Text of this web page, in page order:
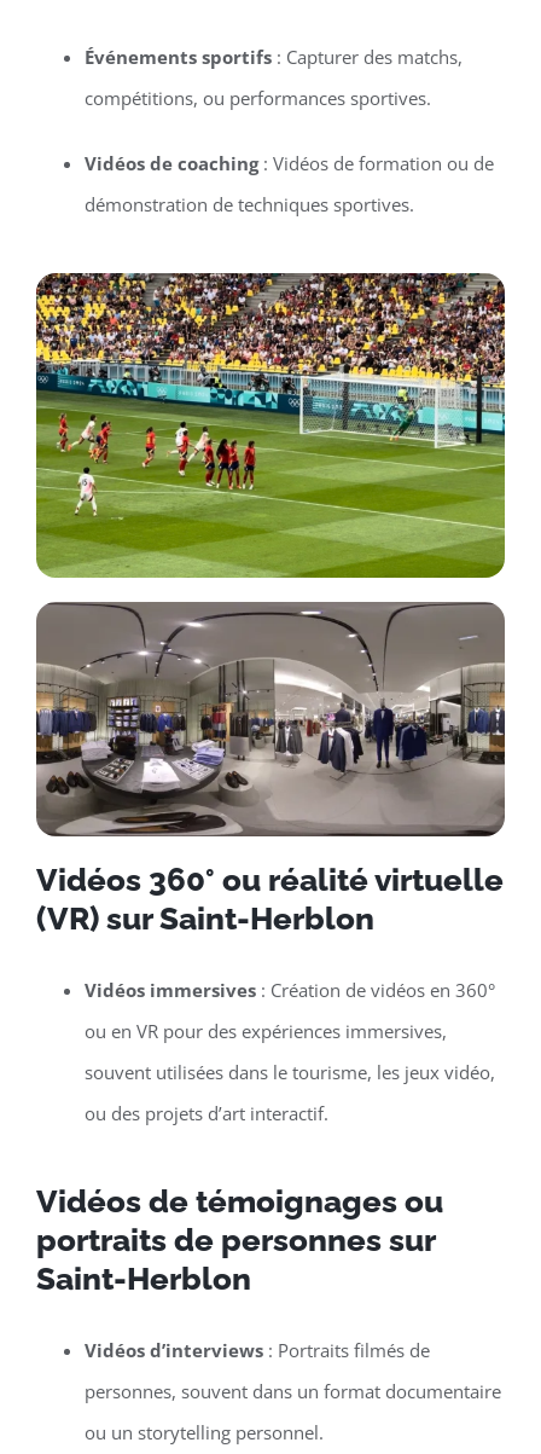
Événements sportifs: Capturer des matchs,
compétitions, ou performances sportives.
Vidéos de coaching: Vidéos de formation ou de
démonstration de techniques sportives.
Vidéos 360° ou réalité virtuelle
(VR) sur Saint-Herblon
Vidéos immersives: Création de vidéos en 360°
ou en VR pour des expériences immersives,
souvent utilisées dans le tourisme, les jeux vidéo,
ou des projets d’art interactif.
Vidéos de témoignages ou
portraits de personnes sur
Saint-Herblon
Vidéos d’interviews: Portraits filmés de
personnes, souvent dans un format documentaire
ou un storytelling personnel.